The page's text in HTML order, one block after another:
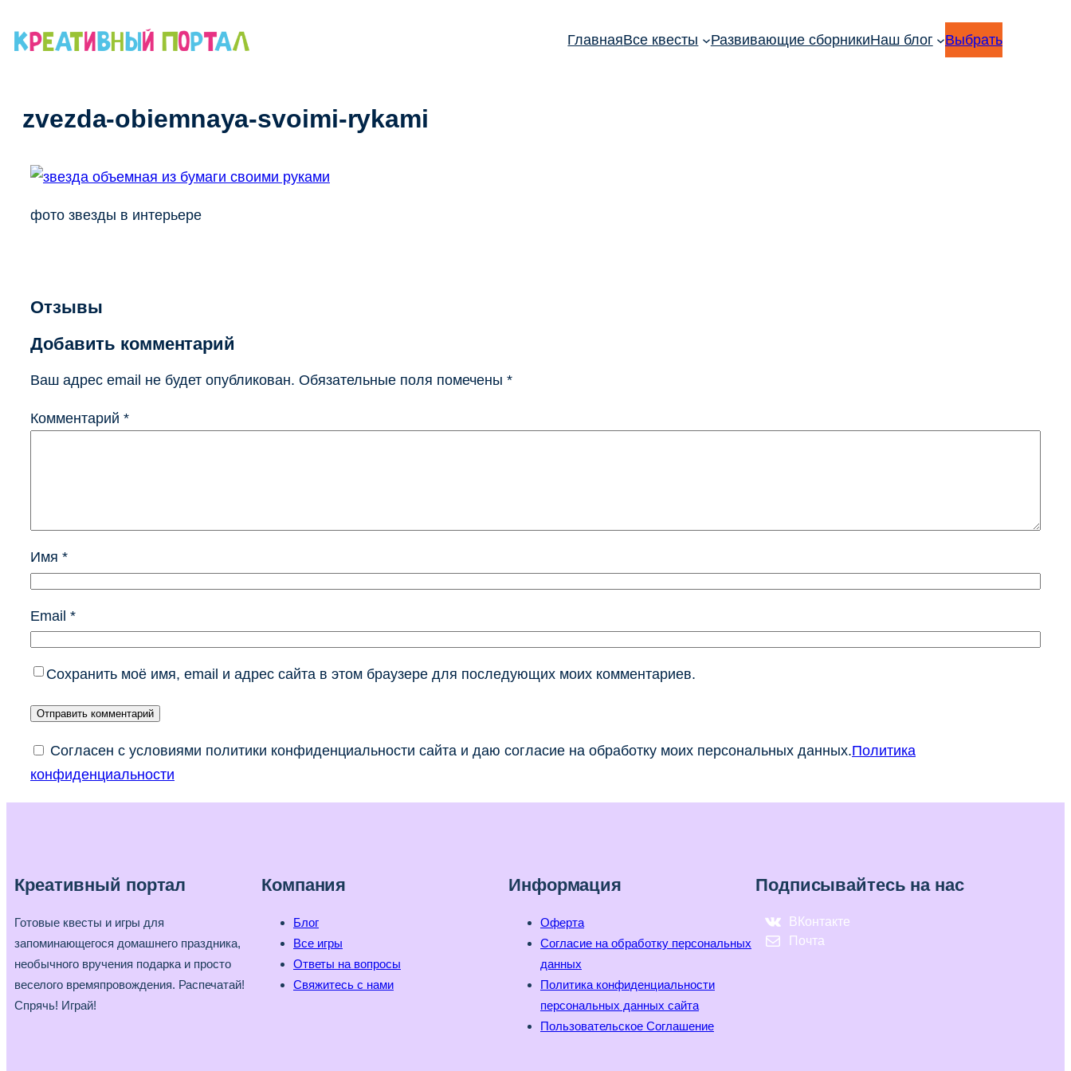
ГлавнаяВсе квесты Развивающие сборникиНаш блог Выбрать
zvezda-obiemnaya-svoimi-rykami
фото звезды в интерьере
Отзывы
Добавить комментарий
Ваш адрес email не будет опубликован. Обязательные поля помечены *
Комментарий *
Имя *
Email *
Сохранить моё имя, email и адрес сайта в этом браузере для последующих моих комментариев.
Согласен с условиями политики конфиденциальности сайта и даю согласие на обработку моих персональных данных.Политика
конфиденциальности
Креативный портал
Готовые квесты и игры для
запоминающегося домашнего праздника,
необычного вручения подарка и просто
веселого времяпровождения. Распечатай!
Спрячь! Играй!
Компания
Блог
Все игры
Ответы на вопросы
Свяжитесь с нами
Информация
Оферта
Согласие на обработку персональных
данных
Политика конфиденциальности
персональных данных сайта
Пользовательское Соглашение
Подписывайтесь на нас
ВКонтакте
Почта